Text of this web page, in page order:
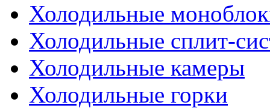
Холодильные
Холодильные сплит-
Холодильные камеры
Холодильные горки